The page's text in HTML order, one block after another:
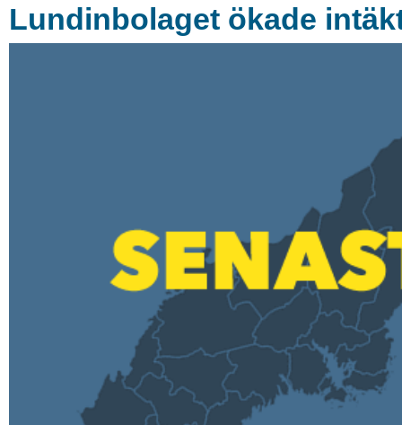
Lundinbolaget ökade